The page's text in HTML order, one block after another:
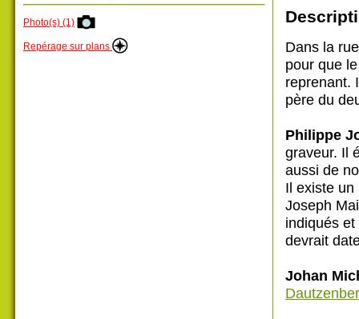
Photo(s) (1)
Repérage sur plans
Dans la
pour que
reprenant.
père du
Philippe
graveur. Il
aussi de
Il existe
Joseph
indiqués
devrait
Johan